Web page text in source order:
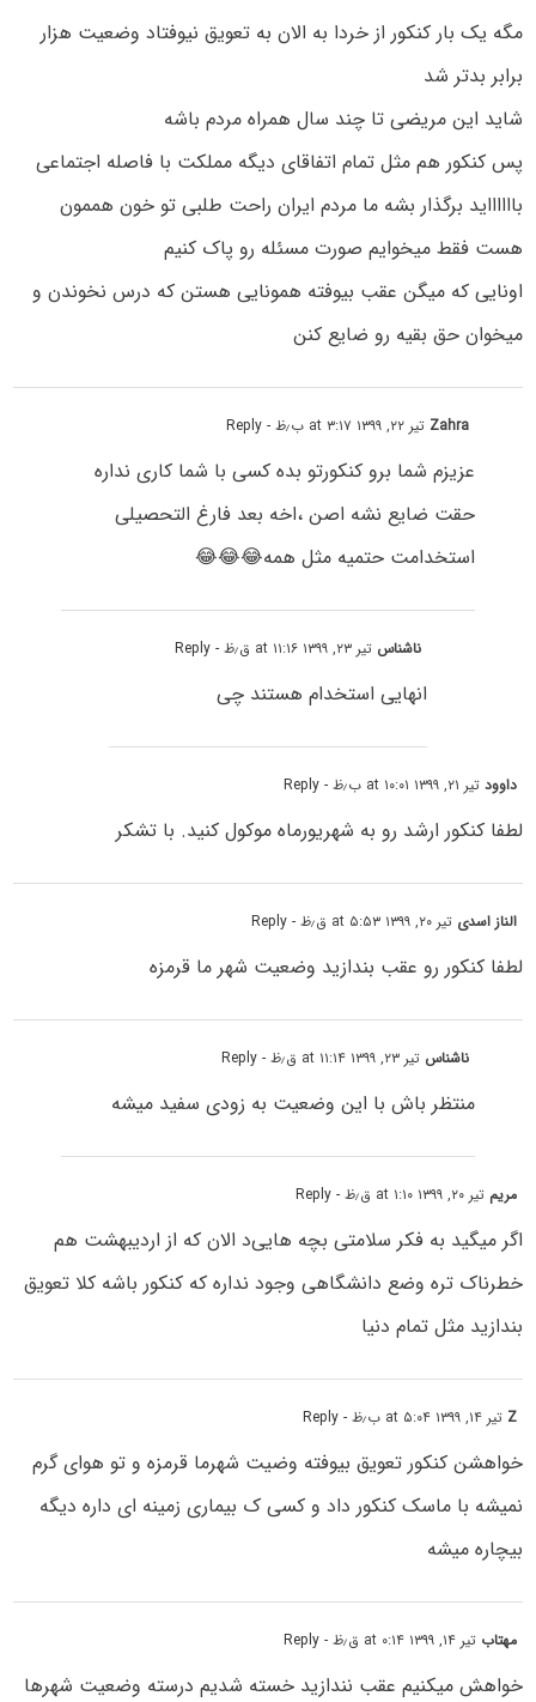
مگه یک بار کنکور از خردا به الان به تعویق نیوفتاد وضعیت هزار
برابر بدتر شد
شاید این مریضی تا چند سال همراه مردم باشه
پس کنکور هم مثل تمام اتفاقای دیگه مملکت با فاصله اجتماعی
بااااااید برگذار بشه ما مردم ایران راحت طلبی تو خون هممون
هست فقط میخوایم صورت مسئله رو پاک کنیم
اونایی که میگن عقب بیوفته همونایی هستن که درس نخوندن و
میخوان حق بقیه رو ضایع کنن
Zahra تیر ۲۲, ۱۳۹۹ at ۳:۱۷ ب٫ظ - Reply
عزیزم شما برو کنکورتو بده کسی با شما کاری نداره
حقت ضایع نشه اصن ،اخه بعد فارغ التحصیلی
استخدامت حتمیه مثل همه😂😂😂
ناشناس تیر ۲۳, ۱۳۹۹ at ۱۱:۱۶ ق٫ظ - Reply
انهایی استخدام هستند چی
داوودتیر ۲۱, ۱۳۹۹ at ۱۰:۰۱ ب٫ظ - Reply
لطفا کنکور ارشد رو به شهریورماه موکول کنید. با تشکر
الناز اسدی تیر ۲۰, ۱۳۹۹ at ۵:۵۳ ق٫ظ - Reply
لطفا کنکور رو عقب بندازید وضعیت شهر ما قرمزه
ناشناس تیر ۲۳, ۱۳۹۹ at ۱۱:۱۴ ق٫ظ - Reply
منتظر باش با این وضعیت به زودی سفید میشه
مریم تیر ۲۰, ۱۳۹۹ at ۱:۱۰ ق٫ظ - Reply
اگر میگید به فکر سلامتی بچه هایی‌د الان که از اردیبهشت هم
خطرناک تره وضع دانشگاهی وجود نداره که کنکور باشه کلا تعویق
بندازید مثل تمام دنیا
Z تیر ۱۴, ۱۳۹۹ at ۵:۰۴ ب٫ظ - Reply
خواهشن کنکور تعویق بیوفته وضیت شهرما قرمزه و تو هوای گرم
نمیشه با ماسک کنکور داد و کسی ک بیماری زمینه ای داره دیگه
بیچاره میشه
مهتاب تیر ۱۴, ۱۳۹۹ at ۰:۱۴ ق٫ظ - Reply
خواهش میکنیم عقب نندازید خسته شدیم درسته وضعیت شهرها